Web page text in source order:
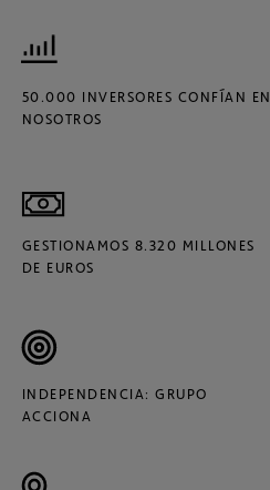
50.000 INVERSORES CONFÍAN EN
NOSOTROS
GESTIONAMOS 8.320 MILLONES
DE EUROS
INDEPENDENCIA: GRUPO
ACCIONA